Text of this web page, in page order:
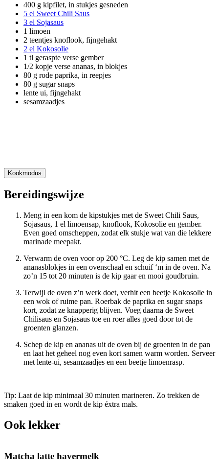
400 g kipfilet, in stukjes gesneden
5 el Sweet Chili Saus
3 el Sojasaus
1 limoen
2 teentjes knoflook, fijngehakt
2 el Kokosolie
1 tl geraspte verse gember
1/2 kopje verse ananas, in blokjes
80 g rode paprika, in reepjes
80 g sugar snaps
lente ui, fijngehakt
sesamzaadjes
Kookmodus
Bereidingswijze
Meng in een kom de kipstukjes met de Sweet Chili Saus,
Sojasaus, 1 el limoensap, knoflook, Kokosolie en gember.
Even goed omscheppen, zodat elk stukje wat van die lekkere
marinade meepakt.
Verwarm de oven voor op 200 °C. Leg de kip samen met de
ananasblokjes in een ovenschaal en schuif ‘m in de oven. Na
zo’n 15 tot 20 minuten is de kip gaar en mooi goudbruin.
Terwijl de oven z’n werk doet, verhit een beetje Kokosolie in
een wok of ruime pan. Roerbak de paprika en sugar snaps
kort, zodat ze knapperig blijven. Voeg daarna de Sweet
Chilisaus en Sojasaus toe en roer alles goed door tot de
groenten glanzen.
Schep de kip en ananas uit de oven bij de groenten in de pan
en laat het geheel nog even kort samen warm worden. Serveer
met lente-ui, sesamzaadjes en een beetje limoenrasp.
Tip: Laat de kip minimaal 30 minuten marineren. Zo trekken de
smaken goed in en wordt de kip éxtra mals.
Ook lekker
Matcha latte havermelk